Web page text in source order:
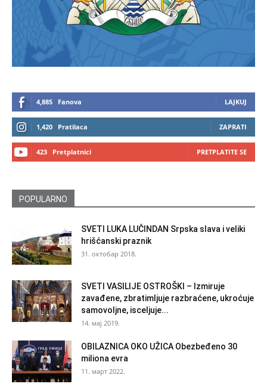
4,885 Fanova LAJKUJ
1,420 Pratilaca ZAPRATI
423 Pretplatnici PRETPLATITE SE
POPULARNO
SVETI LUKA LUČINDAN Srpska slava i veliki
hrišćanski praznik
31. октобар 2018.
SVETI VASILIJE OSTROŠKI – Izmiruje
zavađene, zbratimljuje razbraćene, ukroćuje
samovoljne, isceljuje...
14. мај 2019.
OBILAZNICA OKO UŽICA Obezbeđeno 30
miliona evra
11. март 2022.